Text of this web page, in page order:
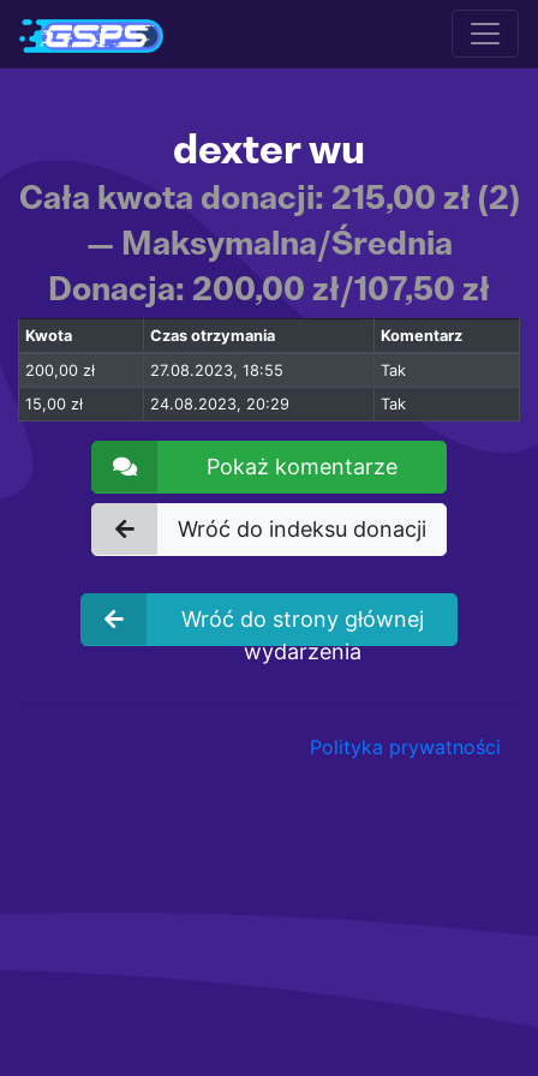
dexter wu
Cała kwota donacji: 215,00 zł (2)
— Maksymalna/Średnia
Donacja: 200,00 zł/107,50 zł
Kwota Czas otrzymania
Komentarz
200,00 zł
27.08.2023, 18:55
Tak
15,00 zł
24.08.2023, 20:29 Tak
Pokaż komentarze
Wróć do indeksu donacji
Wróć do strony głównej
wydarzenia
Polityka prywatności